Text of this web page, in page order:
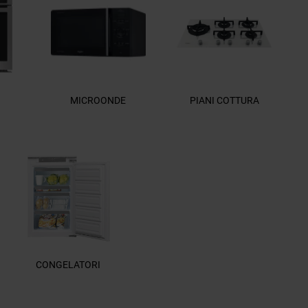
MICROONDE PIANI COTTURA
CONGELATORI